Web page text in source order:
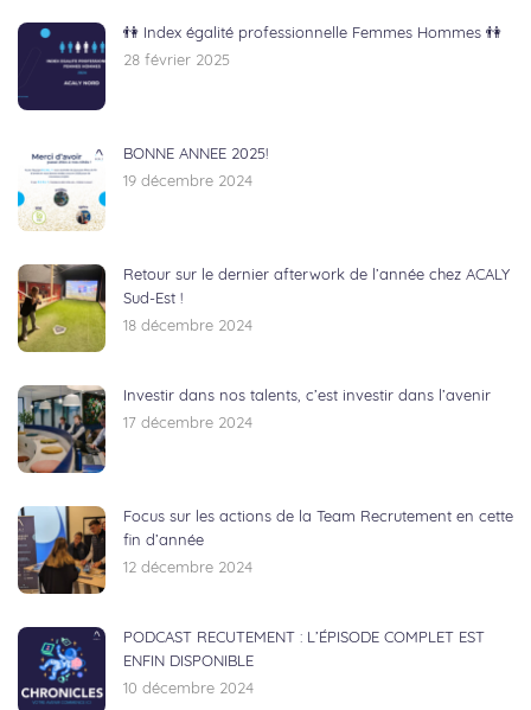
👫 Index égalité professionnelle Femmes Hommes 👫
28 février 2025
BONNE ANNEE 2025!
19 décembre 2024
Retour sur le dernier afterwork de l’année chez ACALY
Sud-Est !
18 décembre 2024
Investir dans nos talents, c’est investir dans l’avenir
17 décembre 2024
Focus sur les actions de la Team Recrutement en cette
fin d’année
12 décembre 2024
PODCAST RECUTEMENT : L’ÉPISODE COMPLET EST
ENFIN DISPONIBLE
10 décembre 2024